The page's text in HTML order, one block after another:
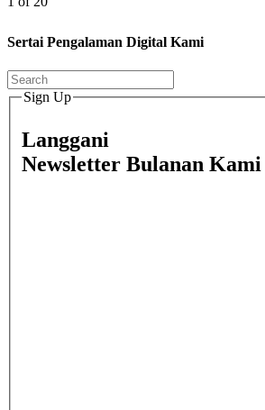
Sertai Pengalaman Digital Kami
Sign Up
Langgani
Newsletter Bulanan Kami